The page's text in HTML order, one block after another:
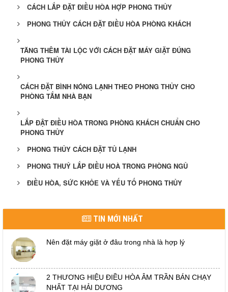
CÁCH LẮP ĐẶT ĐIỀU HÒA HỢP PHONG THỦY
PHONG THỦY CÁCH ĐẶT ĐIỀU HÒA PHÒNG KHÁCH
TĂNG THÊM TÀI LỘC VỚI CÁCH ĐẶT MÁY GIẶT ĐÚNG
PHONG THỦY
CÁCH ĐẶT BÌNH NÓNG LẠNH THEO PHONG THỦY CHO
PHÒNG TẮM NHÀ BẠN
LẮP ĐẬT ĐIỀU HÒA TRONG PHÒNG KHÁCH CHUẨN CHO
PHONG THỦY
PHONG THỦY CÁCH ĐẶT TỦ LẠNH
PHONG THUỶ LẮP ĐIỀU HOÀ TRONG PHÒNG NGỦ
ĐIỀU HÒA, SỨC KHỎE VÀ YẾU TỐ PHONG THỦY
TIN MỚI NHẤT
Nên đặt máy giặt ở đâu trong nhà là hợp lý
2 THƯƠNG HIỆU ĐIỀU HÒA ÂM TRẦN BÁN CHẠY
NHẤT TẠI HẢI DƯƠNG